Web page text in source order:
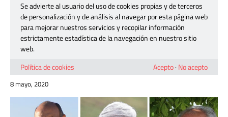
Tres gurús en una maravillosa
‘Ribera’
Toni Sarrión, José Moro y Juan Luis Cañas, en Ribera del
Duero
8 mayo, 2020
Se advierte al usuario del uso de cookies propias y de terceros
de personalización y de análisis al navegar por esta página web
para mejorar nuestros servicios y recopilar información
estrictamente estadística de la navegación en nuestro sitio
web.
Política de cookies
Acepto· No acepto